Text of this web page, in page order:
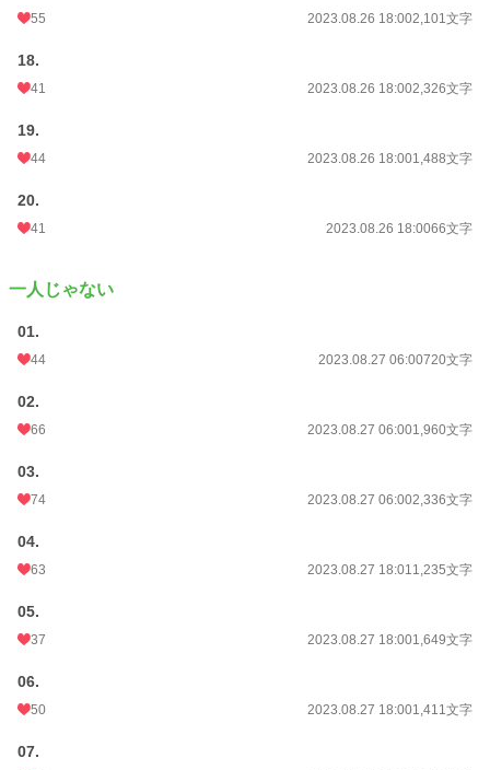
55 2023.08.26 18:002,101文字
18.
41 2023.08.26 18:002,326文字
19.
44 2023.08.26 18:001,488文字
20.
41 2023.08.26 18:0066文字
一人じゃない
01.
44 2023.08.27 06:00720文字
02.
66 2023.08.27 06:001,960文字
03.
74 2023.08.27 06:002,336文字
04.
63 2023.08.27 18:011,235文字
05.
37 2023.08.27 18:001,649文字
06.
50 2023.08.27 18:001,411文字
07.